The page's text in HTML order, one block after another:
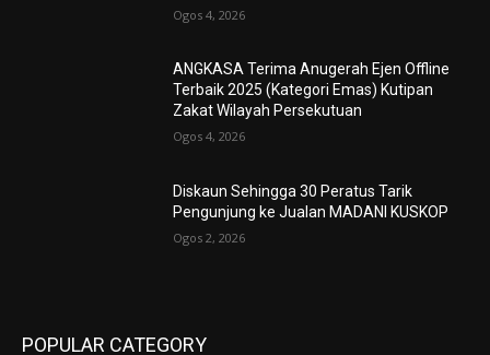
Ogos 4, 2026
ANGKASA Terima Anugerah Ejen Offline
Terbaik 2025 (Kategori Emas) Kutipan
Zakat Wilayah Persekutuan
Ogos 4, 2026
Diskaun Sehingga 30 Peratus Tarik
Pengunjung ke Jualan MADANI KUSKOP
Ogos 2, 2026
POPULAR CATEGORY